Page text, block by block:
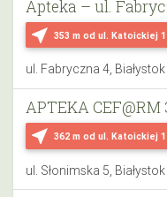
near_me 353 m od ul. Katoickiej 1
Apteka – ul.
ul. Fabryczna 4, Białystok
near_me 362 m od ul. Katoickiej 1
APTEKA CEF@RM
ul. Słonimska 5, Białystok